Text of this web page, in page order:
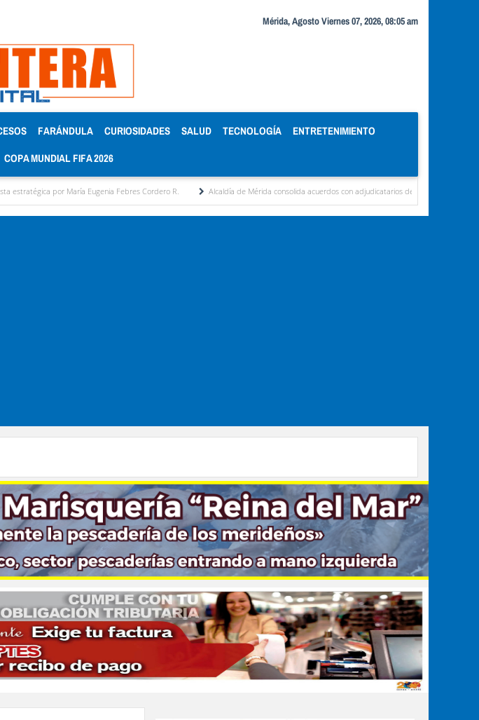
Mérida, Agosto Viernes 07, 2026, 08:05 am
FARÁNDULA CURIOSIDADES SALUD TECNOLOGÍA ENTRETENIMIENTO
COPA MUNDIAL FIFA 2026
Eugenia Febres Cordero R. Alcaldía de Mérida consolida acuerdos con adjudicatarios del Mercado Periférico